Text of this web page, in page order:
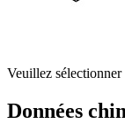
Veuillez
Données